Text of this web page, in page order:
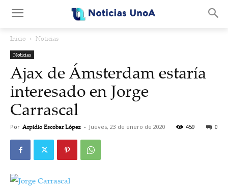
Inicio Noticias
Noticias
Ajax de Ámsterdam estaría
interesado en Jorge
Carrascal
Por Arpidio Escobar López - Jueves, 23 de enero de 2020 0
459